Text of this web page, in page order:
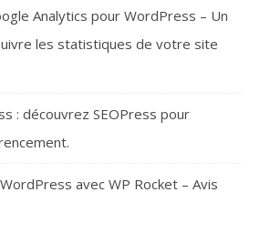
Analytics pour WordPress – Un
les statistiques de votre site
: découvrez SEOPress pour
avec WP Rocket – Avis